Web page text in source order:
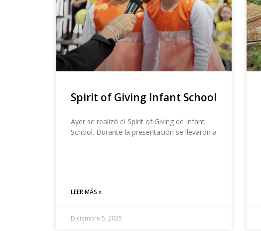
Spirit of Giving Infant School
Ayer se realizó el Spirit of Giving de Infant
School. Durante la presentación se llevaron a
LEER MÁS »
Diciembre 5, 2025